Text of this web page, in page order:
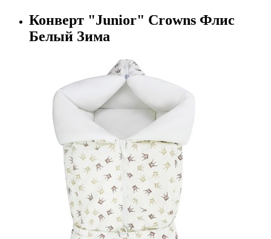
Конверт "Junior" Crowns Флис
Белый Зима